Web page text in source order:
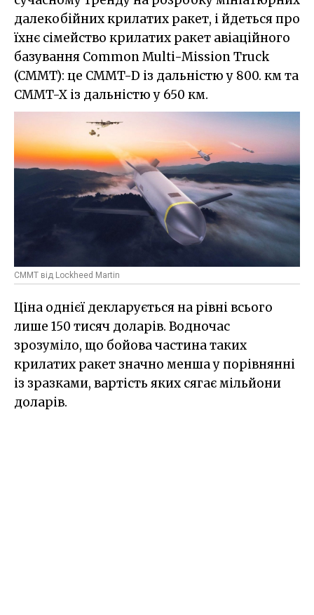
далекобійних крилатих ракет, і йдеться про
їхнє сімейство крилатих ракет авіаційного
базування Common Multi-Mission Truck
(CMMT): це CMMT-D із дальністю у 800. км та
CMMT-X із дальністю у 650 км.
CMMT від Lockheed Martin
Ціна однієї декларується на рівні всього
лише 150 тисяч доларів. Водночас
зрозуміло, що бойова частина таких
крилатих ракет значно менша у порівнянні
із зразками, вартість яких сягає мільйони
доларів.